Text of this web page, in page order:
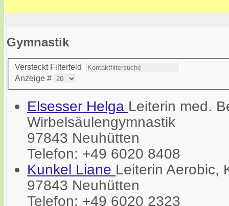
Gymnastik
Versteckt Filterfeld
Anzeige #
Elsesser Helga Leiterin med.
Wirbelsäulengymnastik
97843 Neuhütten
Telefon: +49 6020 8408
Kunkel Liane Leiterin Aerobic,
97843 Neuhütten
Telefon: +49 6020 2323